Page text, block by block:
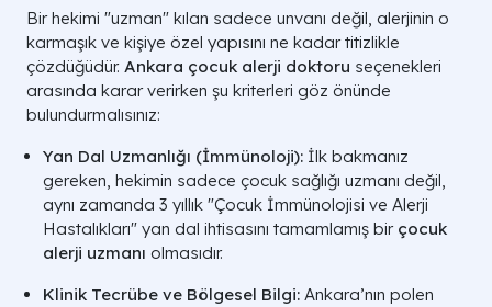
Bir hekimi "uzman" kılan sadece unvanı değil, alerjinin o
karmaşık ve kişiye özel yapısını ne kadar titizlikle
çözdüğüdür. Ankara çocuk alerji doktoru seçenekleri
arasında karar verirken şu kriterleri göz önünde
bulundurmalısınız:
Yan Dal Uzmanlığı (İmmünoloji): İlk bakmanız
gereken, hekimin sadece çocuk sağlığı uzmanı değil,
aynı zamanda 3 yıllık "Çocuk İmmünolojisi ve Alerji
Hastalıkları" yan dal ihtisasını tamamlamış bir çocuk
alerji uzmanı olmasıdır.
Klinik Tecrübe ve Bölgesel Bilgi: Ankara’nın polen